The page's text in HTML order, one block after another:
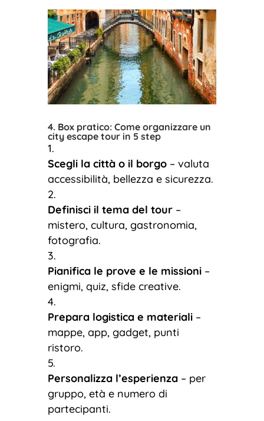
4. Box pratico: Come organizzare un
city escape tour in 5 step
Scegli la città o il borgo– valuta
accessibilità, bellezza e sicurezza.
Definisci il tema del tour–
mistero, cultura, gastronomia,
fotografia.
Pianifica le prove e le missioni–
enigmi, quiz, sfide creative.
Prepara logistica e materiali–
mappe, app, gadget, punti
ristoro.
Personalizza l’esperienza– per
gruppo, età e numero di
partecipanti.